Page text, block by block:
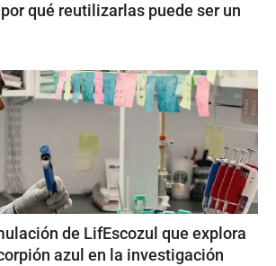
qué reutilizarlas puede ser un
de LifEscozul que explora
azul en la investigación